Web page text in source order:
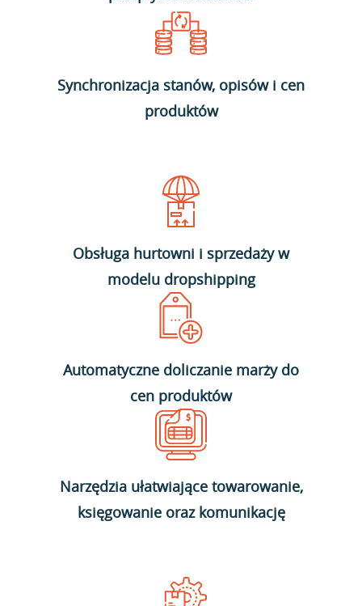
Synchronizacja stanów, opisów i cen
produktów
Obsługa hurtowni i sprzedaży w
modelu dropshipping
Automatyczne doliczanie marży do
cen produktów
Narzędzia ułatwiające towarowanie,
księgowanie oraz komunikację